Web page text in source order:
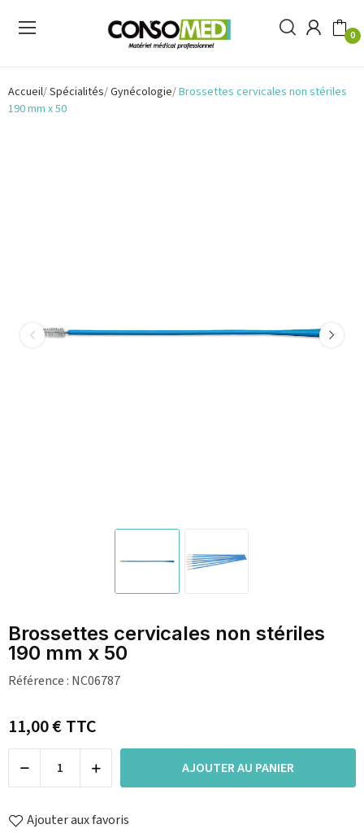
0
Accueil Spécialités Gynécologie Brossettes cervicales non stériles
190 mm x 50
Brossettes cervicales non stériles
190 mm x 50
Référence : NC06787
11,00 €TTC
AJOUTER AU PANIER
Ajouter aux favoris